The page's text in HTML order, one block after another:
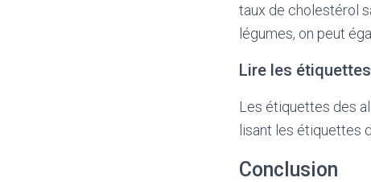
taux de cholestérol
légumes, on peut
Lire les
Les étiquettes des
lisant les étiquettes
Conclusion